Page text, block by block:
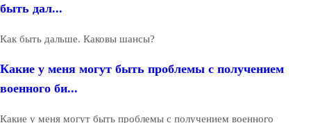
быть дал...
Как быть дальше. Каковы шансы?
Какие у меня могут быть проблемы с получением
военного би...
Какие у меня могут быть проблемы с получением военного